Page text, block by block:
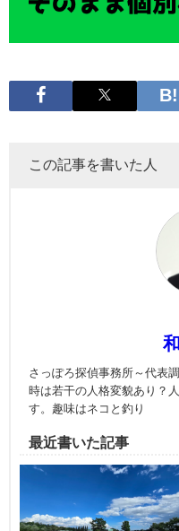
この記事を書いた人
さっぽろ探偵事務所～代表
時は若干の人格変貌あり？
す。趣味はネコと釣り
最近書いた記事